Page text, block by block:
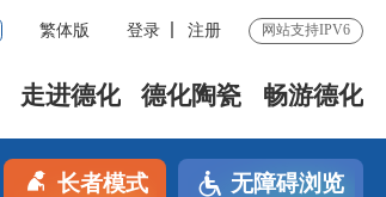
繁体版 登录 注册 网站支持IPV6
走进德化 德化陶瓷 畅游德化
长者模式 无障碍浏览